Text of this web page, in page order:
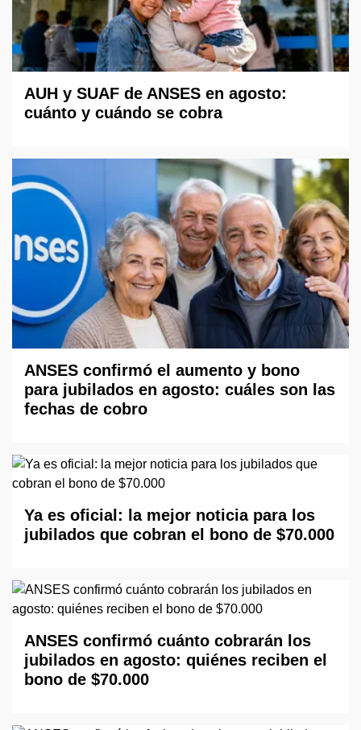
AUH y SUAF de ANSES en agosto:
cuánto y cuándo se cobra
ANSES confirmó el aumento y bono
para jubilados en agosto: cuáles son las
fechas de cobro
Ya es oficial: la mejor noticia para los
jubilados que cobran el bono de $70.000
ANSES confirmó cuánto cobrarán los
jubilados en agosto: quiénes reciben el
bono de $70.000